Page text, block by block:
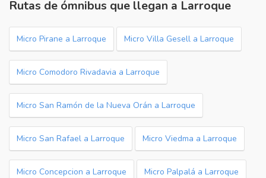
Rutas de ómnibus que llegan a Larroque
Micro Pirane a Larroque Micro Villa Gesell a Larroque
Micro Comodoro Rivadavia a Larroque
Micro San Ramón de la Nueva Orán a Larroque
Micro San Rafael a Larroque Micro Viedma a Larroque
Micro Concepcion a Larroque Micro Palpalá a Larroque